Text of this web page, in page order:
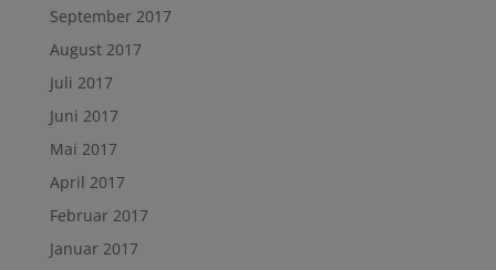
September 2017
August 2017
Juli 2017
Juni 2017
Mai 2017
April 2017
Februar 2017
Januar 2017